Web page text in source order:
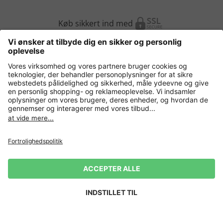
Køb sikkert ind med
Flere webshops
Danmark
Gør brug af fortrydelsesret
Virksomhedsinformation
Cookie-indstillinger